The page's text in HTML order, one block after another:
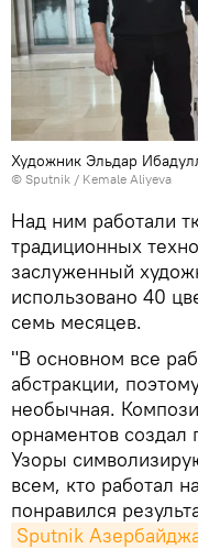
Художник Эльдар
© Sputnik / Kemale Aliyeva
Над ним работали
традиционных
заслуженный
использовано 40
семь месяцев.
"В основном все
абстракции,
необычная.
орнаментов создал
Узоры
всем, кто работал
понравился
Sputnik